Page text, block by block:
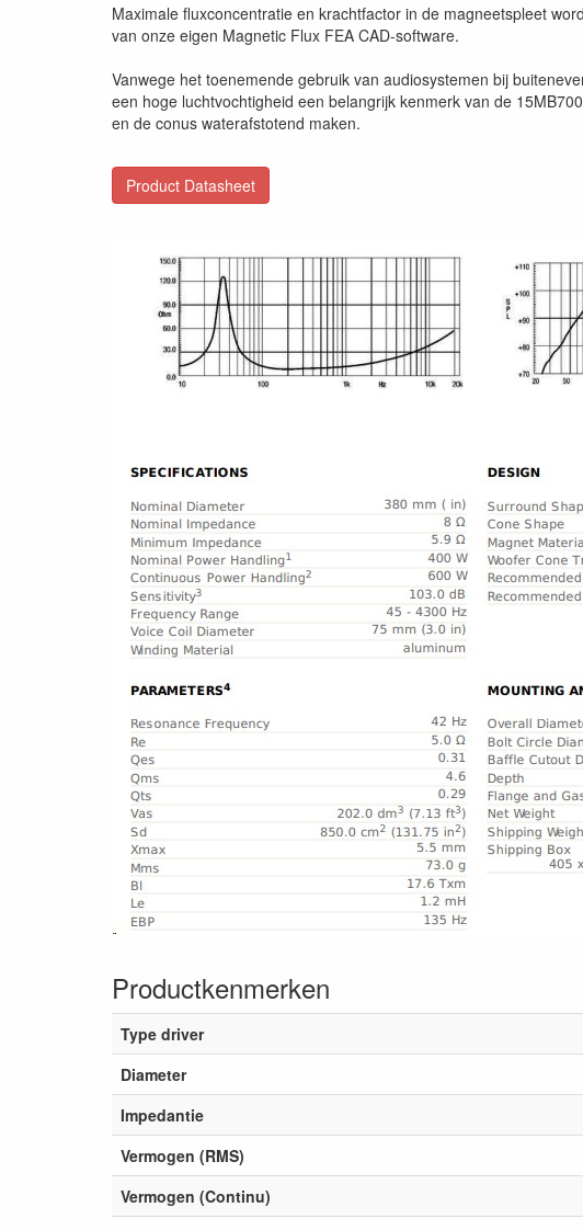
Maximale fluxconcentratie en krachtfactor in de magneetspleet
van onze eigen Magnetic Flux FEA CAD-software.
Vanwege het toenemende gebruik van audiosystemen bij
een hoge luchtvochtigheid een belangrijk kenmerk van de
en de conus waterafstotend maken.
Product Datasheet
Productkenmerken
Type driver
Diameter
Impedantie
Vermogen (RMS)
Vermogen (Continu)